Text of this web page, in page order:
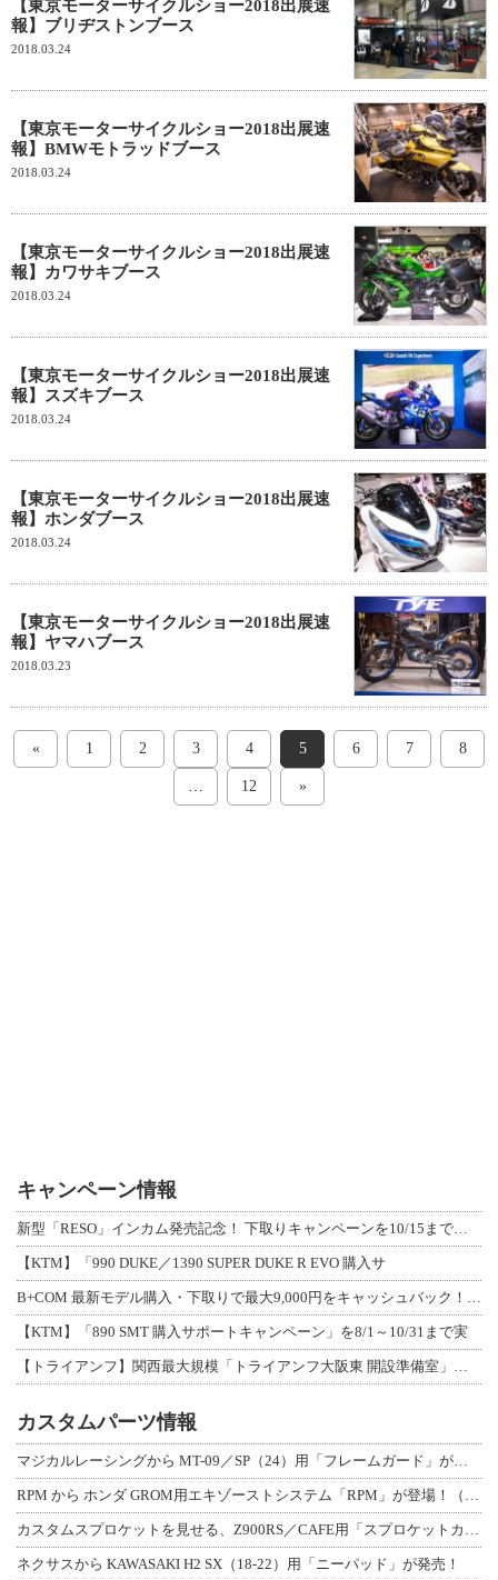
【東京モーターサイクルショー2018出展速
報】ブリヂストンブース
2018.03.24
【東京モーターサイクルショー2018出展速
報】BMWモトラッドブース
2018.03.24
【東京モーターサイクルショー2018出展速
報】カワサキブース
2018.03.24
【東京モーターサイクルショー2018出展速
報】スズキブース
2018.03.24
【東京モーターサイクルショー2018出展速
報】ホンダブース
2018.03.24
【東京モーターサイクルショー2018出展速
報】ヤマハブース
2018.03.23
« 1 2 3 4 5 6 7 8
… 12 »
キャンペーン情報
新型「RESO」インカム発売記念！ 下取りキャンペーンを10/15まで延長して開
【KTM】「990 DUKE／1390 SUPER DUKE R EVO 購入サ
B+COM 最新モデル購入・下取りで最大9,000円をキャッシュバック！「B+F
【KTM】「890 SMT 購入サポートキャンペーン」を8/1～10/31まで実
【トライアンフ】関西最大規模「トライアンフ大阪東 開設準備室」がオープン！ 限定
カスタムパーツ情報
マジカルレーシングから MT-09／SP（24）用「フレームガード」が登場！
RPM から ホンダ GROM用エキゾーストシステム「RPM」が登場！（動画あり
カスタムスプロケットを見せる、Z900RS／CAFE用「スプロケットカバーフルキ
ネクサスから KAWASAKI H2 SX（18-22）用「ニーパッド」が発売！